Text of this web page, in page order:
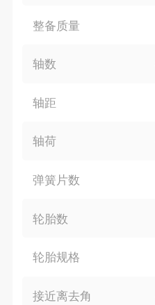
整备质量
轴数
轴距
轴荷
弹簧片数
轮胎数
轮胎规格
接近离去角